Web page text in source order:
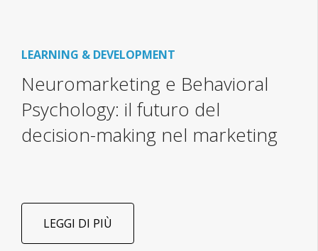
LEARNING & DEVELOPMENT
Neuromarketing e Behavioral
Psychology: il futuro del
decision-making nel marketing
LEGGI DI PIÙ